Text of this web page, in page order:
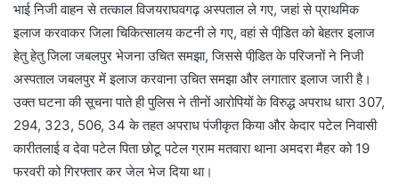
भाई निजी वाहन से तत्काल विजयराघवगढ़ अस्पताल ले गए, जहां से प्राथमिक
इलाज करवाकर जिला चिकित्सालय कटनी ले गए, वहां से पीडि़त को बेहतर इलाज
हेतु हेतु जिला जबलपुर भेजना उचित समझा, जिससे पीडि़त के परिजनों ने निजी
अस्पताल जबलपुर में इलाज करवाना उचित समझा और लगातार इलाज जारी है।
उक्त घटना की सूचना पाते ही पुलिस ने तीनों आरोपियों के विरुद्ध अपराध धारा 307,
294, 323, 506, 34 के तहत अपराध पंजीकृत किया और केदार पटेल निवासी
कारीतलाई व देवा पटेल पिता छोटू पटेल ग्राम मतवारा थाना अमदरा मैहर को 19
फरवरी को गिरफ्तार कर जेल भेज दिया था।